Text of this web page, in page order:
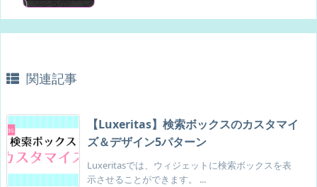
関連記事
【Luxeritas】検索ボックスのカスタマイ
ズ＆デザイン5パターン
Luxeritasでは、ウィジェットに検索ボックスを表
示させることができます。 ...